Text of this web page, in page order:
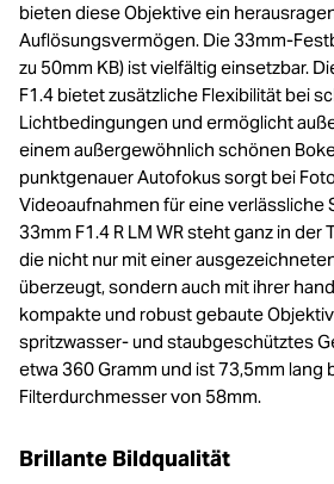
bieten diese Objektive ein
Auflösungsvermögen. Die 33mm-
zu 50mm KB) ist vielfältig einsetzbar.
F1.4 bietet zusätzliche Flexibilität bei
Lichtbedingungen und ermöglicht
einem außergewöhnlich schönen
punktgenauer Autofokus sorgt bei
Videoaufnahmen für eine verlässliche
33mm F1.4 R LM WR steht ganz in der
die nicht nur mit einer
überzeugt, sondern auch mit ihrer
kompakte und robust gebaute
spritzwasser- und staubgeschütztes
etwa 360 Gramm und ist 73,5mm lang
Filterdurchmesser von 58mm.
Brillante Bildqualität